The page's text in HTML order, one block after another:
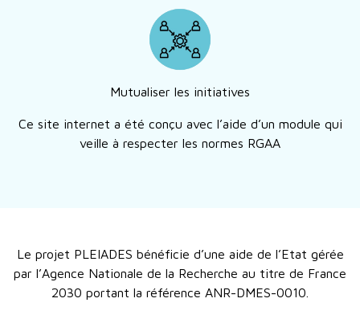
Mutualiser les initiatives
Ce site internet a été conçu avec l’aide d’un module qui
veille à respecter les normes RGAA
Le projet PLEIADES bénéficie d’une aide de l’Etat gérée
par l’Agence Nationale de la Recherche au titre de France
2030 portant la référence ANR-DMES-0010.